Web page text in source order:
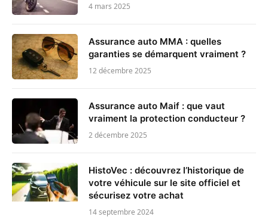
4 mars 2025
Assurance auto MMA : quelles
garanties se démarquent vraiment ?
12 décembre 2025
Assurance auto Maif : que vaut
vraiment la protection conducteur ?
2 décembre 2025
HistoVec : découvrez l’historique de
votre véhicule sur le site officiel et
sécurisez votre achat
14 septembre 2024